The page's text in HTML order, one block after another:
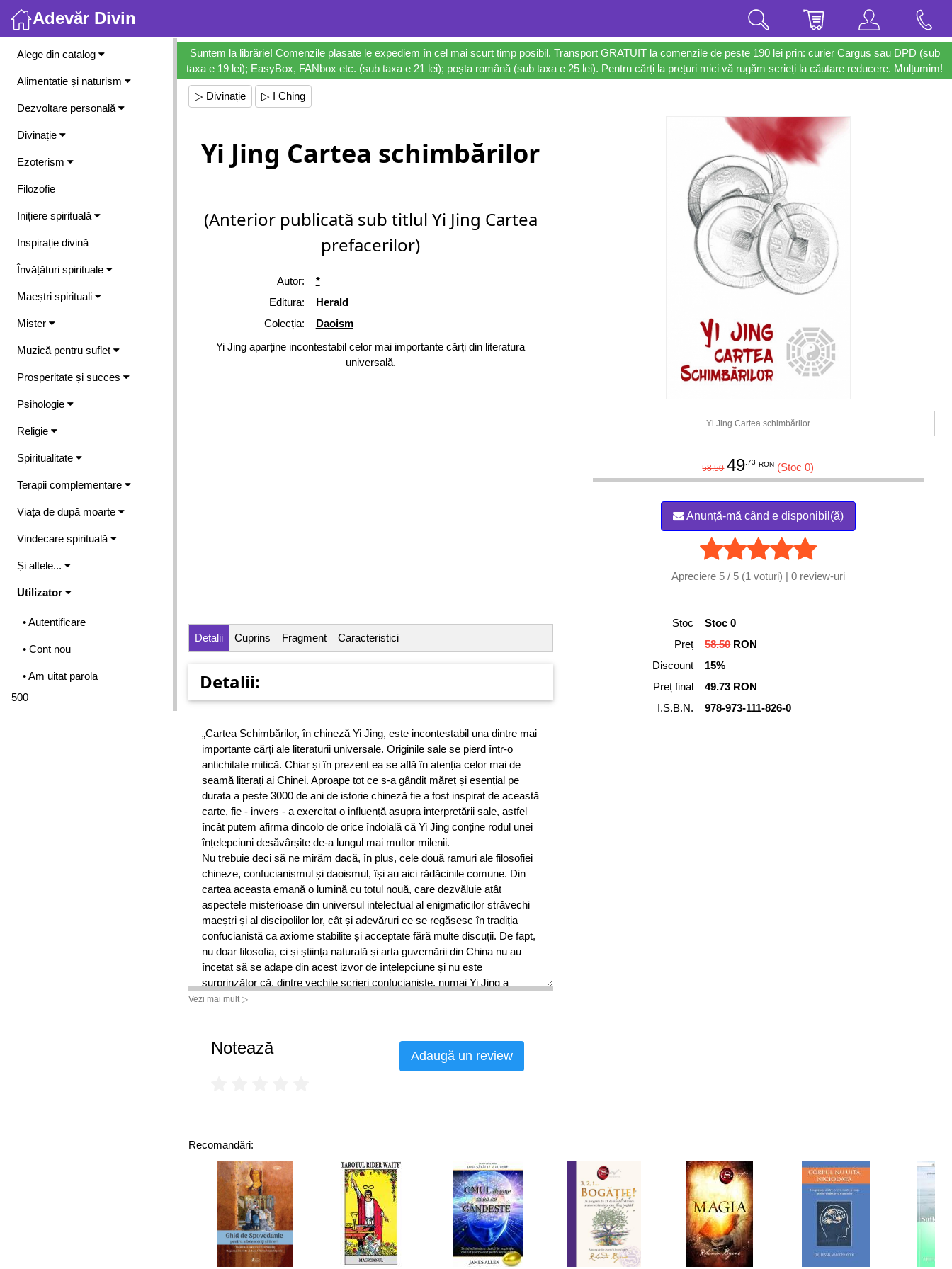
Adevăr Divin
Meniu
Alege din catalog
Alimentație și naturism
Dezvoltare personală
Divinație
Ezoterism
Filozofie
Inițiere spirituală
Inspirație divină
Învățături spirituale
Maeștri spirituali
Mister
Muzică pentru suflet
Prosperitate și succes
Psihologie
Religie
Spiritualitate
Terapii complementare
Viața de după moarte
Vindecare spirituală
Și altele...
Utilizator
• Autentificare
• Cont nou
• Am uitat parola
500
Suntem la librărie! Comenzile plasate le expediem în cel mai scurt timp posibil. Transport GRATUIT la comenzile de peste 190 lei prin: curier Cargus sau DPD (sub
taxa e 19 lei); EasyBox, FANbox etc. (sub taxa e 21 lei); poșta română (sub taxa e 25 lei). Pentru cărți la prețuri mici vă rugăm scrieți la căutare reducere. Mulțumim!
▷ Divinație ▷ I Ching
Yi Jing Cartea schimbărilor
(Anterior publicată sub titlul Yi Jing Cartea
prefacerilor)
Autor:
*
Editura:
Herald
Colecția:
Daoism
Yi Jing aparține incontestabil celor mai importante cărți din literatura
universală.
Yi Jing Cartea schimbărilor
58.50 49 .73 RON (Stoc 0)
Anunță-mă când e disponibil(ă)
Apreciere5 / 5 (1 voturi) | 0 review-uri
Detalii Cuprins Fragment Caracteristici
Detalii:
„Cartea Schimbărilor, în chineză Yi Jing, este incontestabil una dintre mai
importante cărți ale literaturii universale. Originile sale se pierd într-o
antichitate mitică. Chiar și în prezent ea se află în atenția celor mai de
seamă literați ai Chinei. Aproape tot ce s-a gândit măreț și esențial pe
durata a peste 3000 de ani de istorie chineză fie a fost inspirat de această
carte, fie - invers - a exercitat o influență asupra interpretării sale, astfel
încât putem afirma dincolo de orice îndoială că Yi Jing conține rodul unei
înțelepciuni desăvârșite de-a lungul mai multor milenii.
Nu trebuie deci să ne mirăm dacă, în plus, cele două ramuri ale filosofiei
chineze, confucianismul și daoismul, își au aici rădăcinile comune. Din
cartea aceasta emană o lumină cu totul nouă, care dezvăluie atât
aspectele misterioase din universul intelectual al enigmaticilor străvechi
maeștri și al discipolilor lor, cât și adevăruri ce se regăsesc în tradiția
confucianistă ca axiome stabilite și acceptate fără multe discuții. De fapt,
nu doar filosofia, ci și știința naturală și arta guvernării din China nu au
încetat să se adape din acest izvor de înțelepciune și nu este
surprinzător că, dintre vechile scrieri confucianiste, numai Yi Jing a
scăpat de marea incendiere de cărți ordonată de Qin Shi Huangdi.
aparține incontestabil celor mai importante cărți din literatura
influență asupra interpretării sale, astfel încât putem afirma dincolo de
orice îndoială că “Yi Jing” conține rodul celei mai desăvârșite înțelepciuni
a mai multor milenii. Nu trebuie deci să ne mirăm dacă, în plus, cele două
ramuri ale filozofiei chineze, confucianismul și taoismul, își au aici
rădăcinile lor comune. Din cartea aceasta emană o lumină cu totul nouă,
care dezvăluie atât aspectele misterioase din universul intelectual al
enigmaticilor vechi maeștri și al discipolilor lor, cât și adevăruri care se
regăsesc în tradiția confucianistă ca axiome stabilite și sunt acceptate
Vezi mai mult ▷
Stoc
Stoc 0
Preț
58.50RON
Discount
15%
Preț final
49.73 RON
I.S.B.N.
978-973-111-826-0
Notează Adaugă un review
Recomandări: